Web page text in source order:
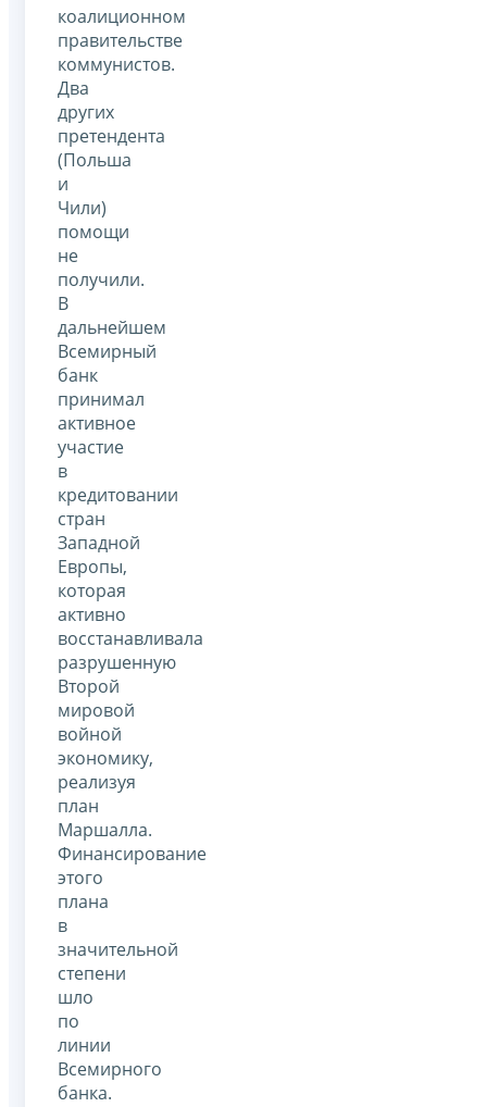
коалиционном
правительстве
коммунистов.
Два
других
претендента
(Польша
и
Чили)
помощи
не
получили.
В
дальнейшем
Всемирный
банк
принимал
активное
участие
в
кредитовании
стран
Западной
Европы,
которая
активно
восстанавливала
разрушенную
Второй
мировой
войной
экономику,
реализуя
план
Маршалла.
Финансирование
этого
плана
в
значительной
степени
шло
по
линии
Всемирного
банка.